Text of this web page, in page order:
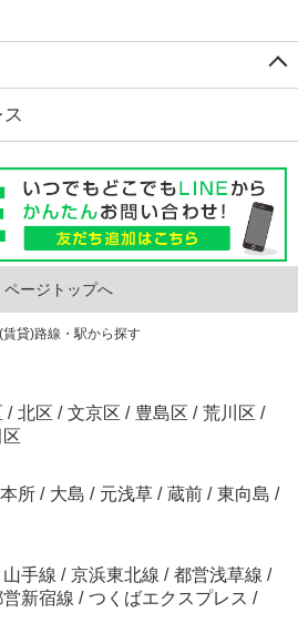
ページトップへ
(賃貸)路線・駅から探す
/ 北区 / 文京区 / 豊島区 / 荒川区 /
本所 / 大島 / 元浅草 / 蔵前 / 東向島 /
山手線 / 京浜東北線 / 都営浅草線 /
営新宿線 / つくばエクスプレス /